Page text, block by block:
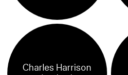
Charles Harrison